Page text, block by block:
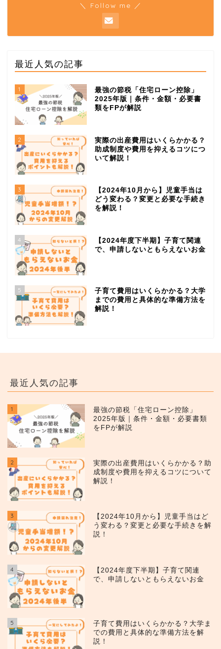
＼ Follow me ／
最近人気の記事
1
最強の節税「住宅ローン控除」
2025年版｜条件・金額・必要書
類をFPが解説
2
実際の出産費用はいくらかかる？
助成制度や費用を抑えるコツにつ
いて解説！
3
【2024年10月から】児童手当は
どう変わる？変更と必要な手続き
を解説！
4
【2024年度下半期】子育て関連
で、申請しないともらえないお金
5
子育て費用はいくらかかる？大学
までの費用と具体的な準備方法を
解説！
最近人気の記事
1
最強の節税「住宅ローン控除」
2025年版｜条件・金額・必要書類
をFPが解説
2
実際の出産費用はいくらかかる？助
成制度や費用を抑えるコツについて
解説！
3
【2024年10月から】児童手当はど
う変わる？変更と必要な手続きを解
説！
4
【2024年度下半期】子育て関連
で、申請しないともらえないお金
5
子育て費用はいくらかかる？大学ま
での費用と具体的な準備方法を解
説！